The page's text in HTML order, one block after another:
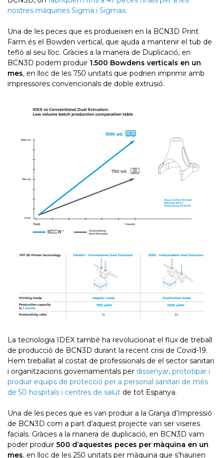
nostres màquines Sigma i Sigmax.
Una de les peces que es produeixen en la BCN3D Print
Farm és el Bowden vertical, que ajuda a mantenir el tub de
tefló al seu lloc. Gràcies a la manera de Duplicació, en
BCN3D podem produir 1.500 Bowdens verticals en un
mes, en lloc de les 750 unitats que podrien imprimir amb
impressores convencionals de doble extrusió.
La tecnologia IDEX també ha revolucionat el flux de treball
de producció de BCN3D durant la recent crisi de Covid-19.
Hem treballat al costat de professionals de el sector sanitari
i organitzacions governamentals per dissenyar, prototipar i
produir equips de protecció per a personal sanitari de més
de 50 hospitals i centres de salut de tot Espanya.
Una de les peces que es van produir a la Granja d’Impressió
de BCN3D com a part d’aquest projecte van ser viseres
facials. Gràcies a la manera de duplicació, en BCN3D vam
poder produir 500 d’aquestes peces per màquina en un
mes, en lloc de les 250 unitats per màquina que s’haurien